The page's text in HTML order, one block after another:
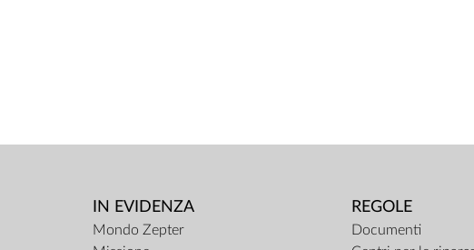
IN EVIDENZA
Mondo Zepter
REGOLE
Documenti